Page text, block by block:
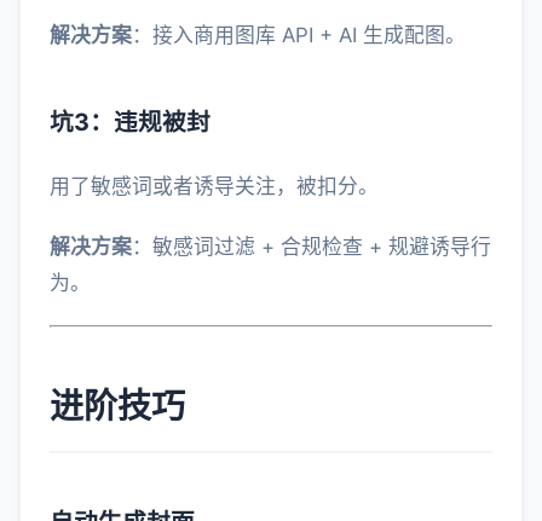
解决方案：接入商用图库 API + AI 生成配图。
坑3：违规被封
用了敏感词或者诱导关注，被扣分。
解决方案：敏感词过滤 + 合规检查 + 规避诱导行
为。
进阶技巧